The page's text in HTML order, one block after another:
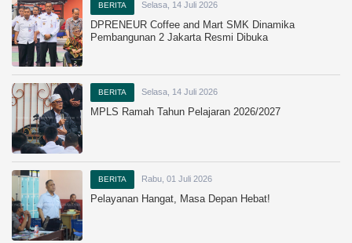
BERITA Selasa, 14 Juli 2026
DPRENEUR Coffee and Mart SMK Dinamika
Pembangunan 2 Jakarta Resmi Dibuka
BERITA Selasa, 14 Juli 2026
MPLS Ramah Tahun Pelajaran 2026/2027
BERITA Rabu, 01 Juli 2026
Pelayanan Hangat, Masa Depan Hebat!